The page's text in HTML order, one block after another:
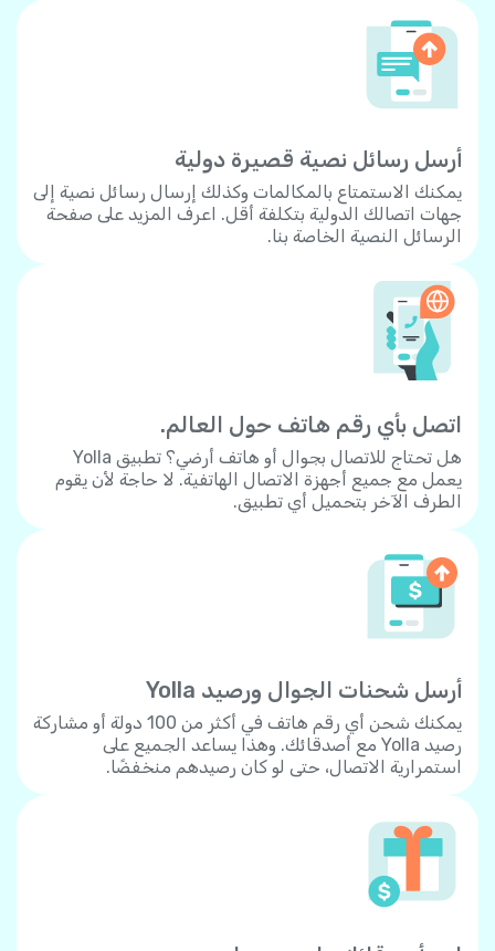
أرسل رسائل نصية قصيرة دولية
يمكنك الاستمتاع بالمكالمات وكذلك إرسال رسائل نصية إلى
جهات اتصالك الدولية بتكلفة أقل. اعرف المزيد على صفحة
الرسائل النصية الخاصة بنا.
اتصل بأي رقم هاتف حول العالم.
هل تحتاج للاتصال بجوال أو هاتف أرضي؟ تطبيق Yolla
يعمل مع جميع أجهزة الاتصال الهاتفية. لا حاجة لأن يقوم
الطرف الآخر بتحميل أي تطبيق.
أرسل شحنات الجوال ورصيد Yolla
يمكنك شحن أي رقم هاتف في أكثر من 100 دولة أو مشاركة
رصيد Yolla مع أصدقائك. وهذا يساعد الجميع على
استمرارية الاتصال، حتى لو كان رصيدهم منخفضًا.